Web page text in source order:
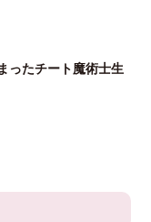
ったチート魔術士生